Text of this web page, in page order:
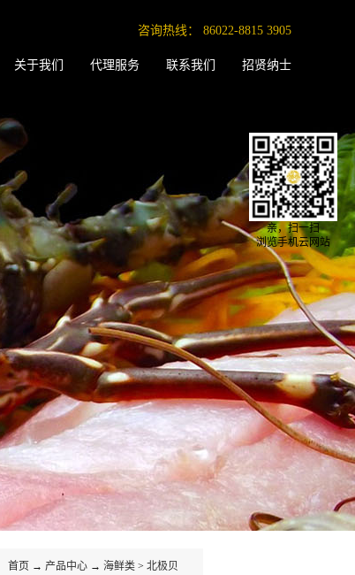
咨询热线： 86022-8815 3905
关于我们 代理服务 联系我们 招贤纳士
首页 → 产品中心 → 海鲜类 > 北极贝
亲，扫一扫
浏览手机云网站